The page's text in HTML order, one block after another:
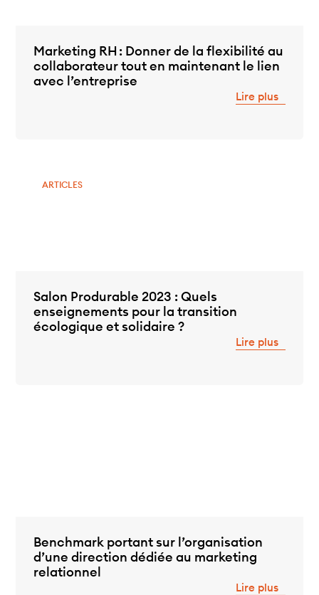
Marketing RH : Donner de la flexibilité au
collaborateur tout en maintenant le lien
avec l’entreprise
Lire plus
ARTICLES
Salon Produrable 2023 : Quels
enseignements pour la transition
écologique et solidaire ?
Lire plus
Benchmark portant sur l’organisation
d’une direction dédiée au marketing
relationnel
Lire plus